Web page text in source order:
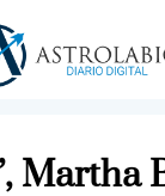
Martha